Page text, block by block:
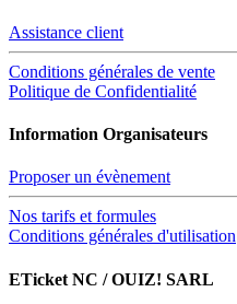
Assistance client
Conditions générales de vente
Politique de Confidentialité
Information Organisateurs
Proposer un évènement
Nos tarifs et formules
Conditions générales d'utilisation
ETicket NC / OUIZ! SARL